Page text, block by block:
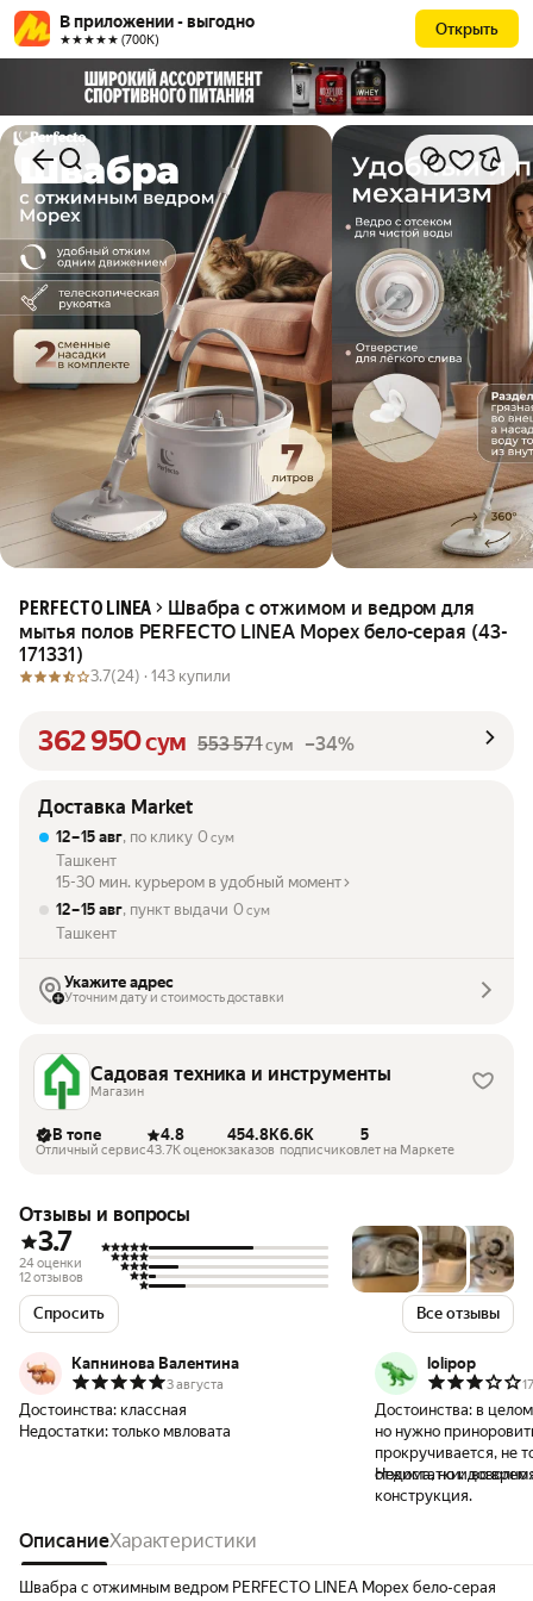
В приложении - выгодно
★★★★★ (700К)
Открыть
PERFECTO LINEA
Швабра с отжимом и ведром для
мытья полов PERFECTO LINEA Mopex бело-серая (43-
171331)
3.7(24) · 143 купили
362 950сум 553 571сум –34%
Доставка Market
12 – 15 авг, по клику 0 сум
Ташкент
15-30 мин. курьером в удобный момент
12 – 15 авг, пункт выдачи 0 сум
Ташкент
Укажите адрес
Уточним дату и стоимость доставки
Садовая техника и инструменты
Магазин
В топе
Отличный сервис
4.8
43.7K оценок
454.8K
заказов
6.6K
подписчиков
5
лет на Маркете
Отзывы и вопросы
3.7
24 оценки
12 отзывов
Спросить Все отзывы
Капнинова Валентина
3 августа
Достоинства: классная
Недостатки: только мвловата
lolipop
Достоинства: в
но нужно
прокручивается, не
отжима, но и во
Недостатки: доволно
конструкция.
ОписаниеХарактеристики
Швабра с отжимным ведром PERFECTO LINEA Mopex бело-серая